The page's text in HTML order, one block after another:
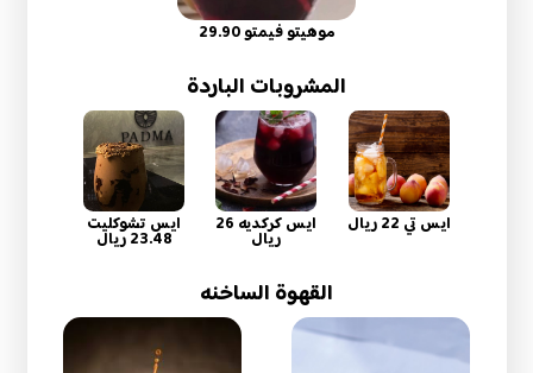
موهيتو فيمتو 29.90
المشروبات الباردة
ايس تي 22 ريال ايس كركديه 26
ريال
ايس تشوكليت
23.48 ريال
القهوة الساخنه